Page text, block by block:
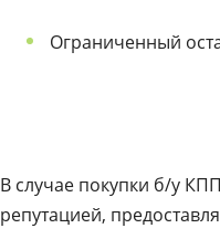
Ограниченный
В случае покупки б/у
репутацией,